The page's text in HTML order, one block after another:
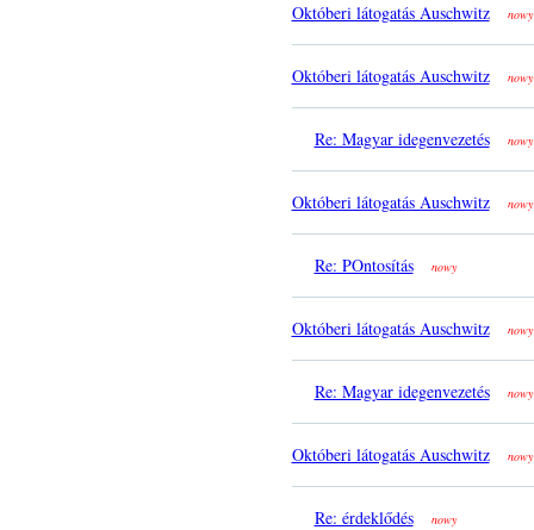
Októberi látogatás Auschwitz nowy
Októberi látogatás Auschwitz nowy
Re: Magyar idegenvezetés nowy
Októberi látogatás Auschwitz nowy
Re: POntosítás nowy
Októberi látogatás Auschwitz nowy
Re: Magyar idegenvezetés nowy
Októberi látogatás Auschwitz nowy
Re: érdeklődés nowy